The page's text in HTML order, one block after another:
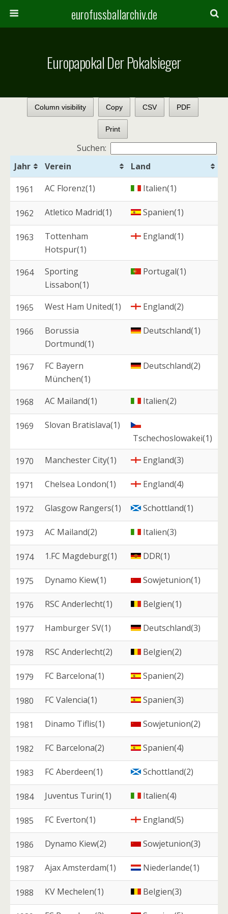
eurofussballarchiv.de
Europapokal Der Pokalsieger
Column visibility Copy CSV PDF
Print
Suchen:
Jahr
Verein Land
1961 AC Florenz(1) Italien(1)
1962 Atletico Madrid(1) Spanien(1)
1963
Tottenham
Hotspur(1)
England(1)
1964
Sporting
Lissabon(1)
Portugal(1)
1965 West Ham United(1) England(2)
1966
Borussia
Dortmund(1)
Deutschland(1)
1967
FC Bayern
München(1)
Deutschland(2)
1968 AC Mailand(1) Italien(2)
1969
Slovan Bratislava(1)
Tschechoslowakei(1)
1970 Manchester City(1) England(3)
1971 Chelsea London(1) England(4)
1972 Glasgow Rangers(1) Schottland(1)
1973 AC Mailand(2) Italien(3)
1974 1.FC Magdeburg(1) DDR(1)
1975 Dynamo Kiew(1) Sowjetunion(1)
1976 RSC Anderlecht(1) Belgien(1)
1977 Hamburger SV(1) Deutschland(3)
1978 RSC Anderlecht(2) Belgien(2)
1979 FC Barcelona(1) Spanien(2)
1980 FC Valencia(1) Spanien(3)
1981 Dinamo Tiflis(1) Sowjetunion(2)
1982 FC Barcelona(2) Spanien(4)
1983 FC Aberdeen(1) Schottland(2)
1984 Juventus Turin(1) Italien(4)
1985 FC Everton(1) England(5)
1986 Dynamo Kiew(2) Sowjetunion(3)
1987 Ajax Amsterdam(1) Niederlande(1)
1988 KV Mechelen(1) Belgien(3)